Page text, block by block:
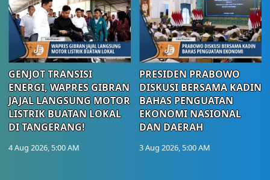
GENJOT TRANSISI
ENERGI, WAPRES GIBRAN
JAJAL LANGSUNG MOTOR
LISTRIK BUATAN LOKAL
DI TANGERANG!
4 Aug 2026, 5:00 AM
PRESIDEN PRABOWO
DISKUSI BERSAMA KADIN
BAHAS PENGUATAN
EKONOMI NASIONAL
DAN DAERAH
3 Aug 2026, 5:00 AM